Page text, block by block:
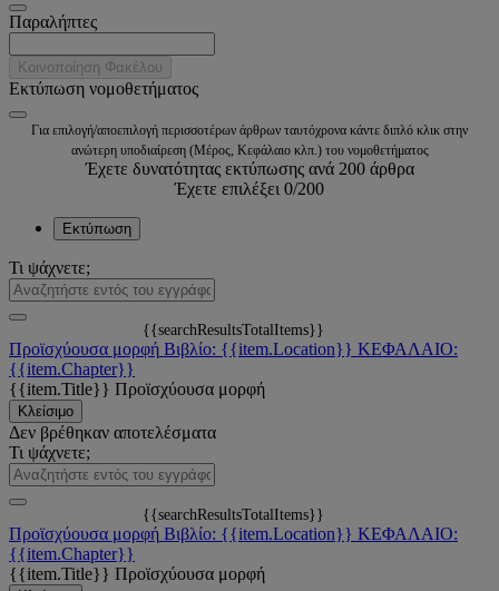
Παραλήπτες
Κοινοποίηση Φακέλου
Εκτύπωση νομοθετήματος
Για επιλογή/αποεπιλογή περισσοτέρων άρθρων ταυτόχρονα κάντε διπλό κλικ στην
ανώτερη υποδιαίρεση (Μέρος, Κεφάλαιο κλπ.) του νομοθετήματος
Έχετε δυνατότητας εκτύπωσης ανά 200 άρθρα
Έχετε επιλέξει 0/200
Εκτύπωση
Τι ψάχνετε;
{{searchResultsTotalItems}}
Προϊσχύουσα μορφή Βιβλίο: {{item.Location}} ΚΕΦΑΛΑΙΟ:
{{item.Chapter}}
{{item.Title}} Προϊσχύουσα μορφή
Κλείσιμο
Δεν βρέθηκαν αποτελέσματα
Τι ψάχνετε;
{{searchResultsTotalItems}}
Προϊσχύουσα μορφή Βιβλίο: {{item.Location}} ΚΕΦΑΛΑΙΟ:
{{item.Chapter}}
{{item.Title}} Προϊσχύουσα μορφή